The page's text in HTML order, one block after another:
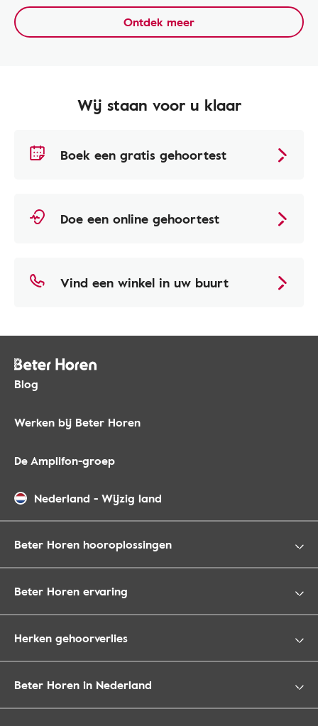
Ontdek meer
Wij staan voor u klaar
Boek een gratis gehoortest
Doe een online gehoortest
Vind een winkel in uw buurt
Blog
Werken bij Beter Horen
De Amplifon-groep
Nederland - Wijzig land
Beter Horen hooroplossingen
Beter Horen ervaring
Herken gehoorverlies
Beter Horen in Nederland